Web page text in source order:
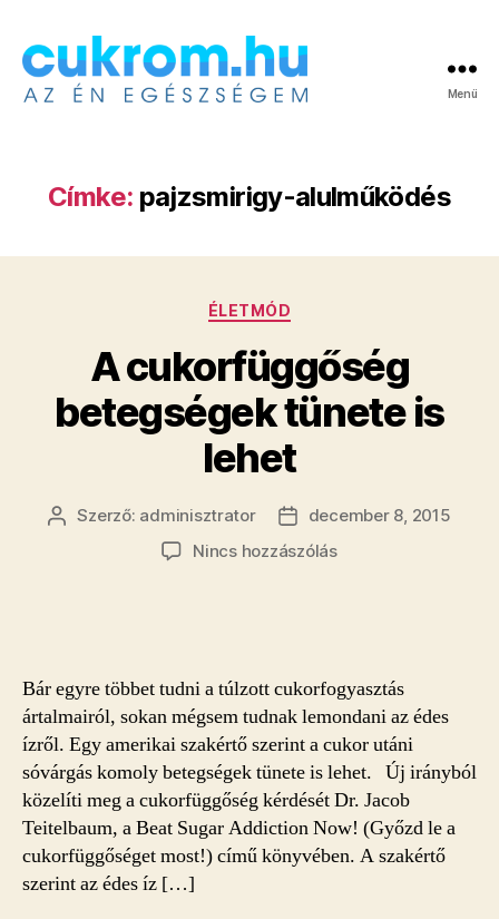
Menü
Címke: pajzsmirigy-alulműködés
Kategóriák
ÉLETMÓD
A cukorfüggőség
betegségek tünete is
lehet
Bejegyzés
Szerző: adminisztrator
Bejegyzés
dátuma
december 8, 2015
Nincs hozzászólása(z)
lehet
bejegyzéshez
Bár egyre többet tudni a túlzott cukorfogyasztás
ártalmairól, sokan mégsem tudnak lemondani az édes
ízről. Egy amerikai szakértő szerint a cukor utáni
sóvárgás komoly betegségek tünete is lehet. Új irányból
közelíti meg a cukorfüggőség kérdését Dr. Jacob
Teitelbaum, a Beat Sugar Addiction Now! (Győzd le a
cukorfüggőséget most!) című könyvében. A szakértő
szerint az édes íz […]